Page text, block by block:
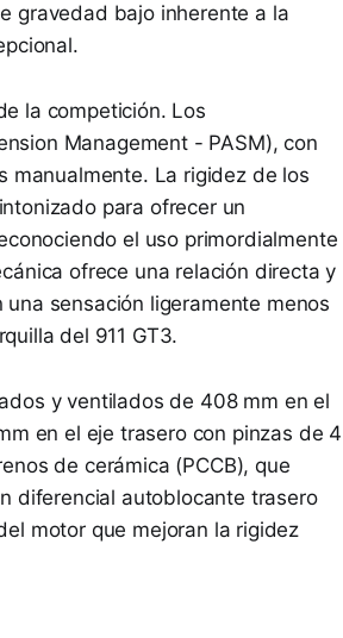
gravedad bajo inherente a la
la competición. Los
Management - PASM), con
manualmente. La rigidez de los
para ofrecer un
el uso primordialmente
ofrece una relación directa y
sensación ligeramente menos
del 911 GT3.
y ventilados de 408 mm en el
en el eje trasero con pinzas de 4
de cerámica (PCCB), que
diferencial autoblocante trasero
motor que mejoran la rigidez